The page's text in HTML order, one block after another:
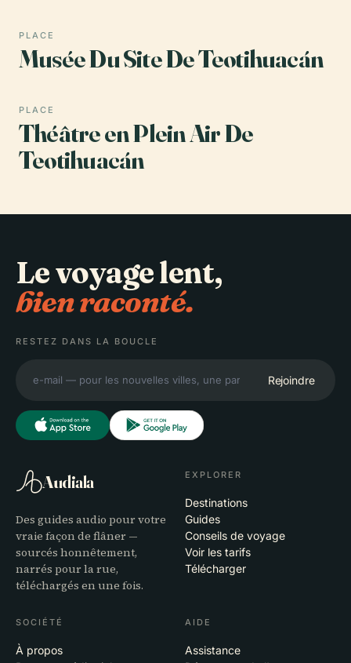
PLACE
Musée Du Site De Teotihuacán
PLACE
Théâtre en Plein Air De
Teotihuacán
Le voyage lent,
bien raconté.
RESTEZ DANS LA BOUCLE
Rejoindre
Audiala
Des guides audio pour votre
vraie façon de flâner —
sourcés honnêtement,
narrés pour la rue,
téléchargés en une fois.
EXPLORER
Destinations
Guides
Conseils de voyage
Voir les tarifs
Télécharger
SOCIÉTÉ
À propos
AIDE
Assistance